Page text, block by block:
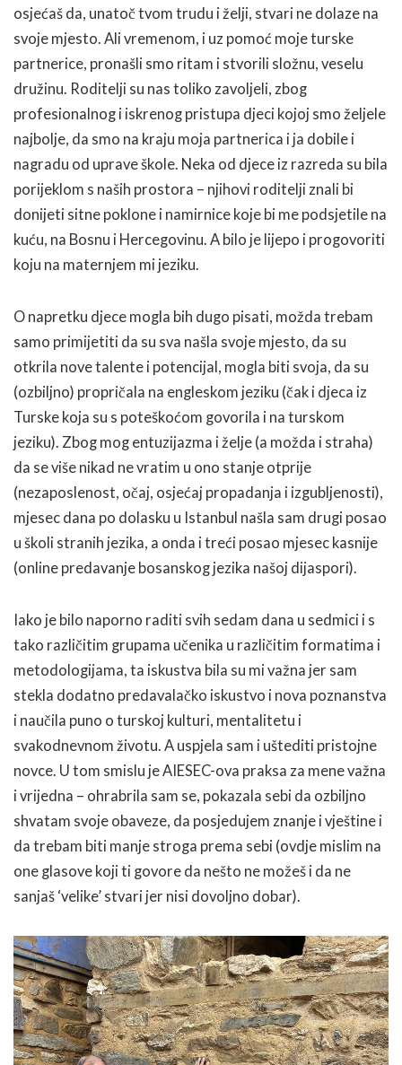
osjećaš da, unatoč tvom trudu i želji, stvari ne dolaze na
svoje mjesto. Ali vremenom, i uz pomoć moje turske
partnerice, pronašli smo ritam i stvorili složnu, veselu
družinu. Roditelji su nas toliko zavoljeli, zbog
profesionalnog i iskrenog pristupa djeci kojoj smo željele
najbolje, da smo na kraju moja partnerica i ja dobile i
nagradu od uprave škole. Neka od djece iz razreda su bila
porijeklom s naših prostora – njihovi roditelji znali bi
donijeti sitne poklone i namirnice koje bi me podsjetile na
kuću, na Bosnu i Hercegovinu. A bilo je lijepo i progovoriti
koju na maternjem mi jeziku.
O napretku djece mogla bih dugo pisati, možda trebam
samo primijetiti da su sva našla svoje mjesto, da su
otkrila nove talente i potencijal, mogla biti svoja, da su
(ozbiljno) propričala na engleskom jeziku (čak i djeca iz
Turske koja su s poteškoćom govorila i na turskom
jeziku). Zbog mog entuzijazma i želje (a možda i straha)
da se više nikad ne vratim u ono stanje otprije
(nezaposlenost, očaj, osjećaj propadanja i izgubljenosti),
mjesec dana po dolasku u Istanbul našla sam drugi posao
u školi stranih jezika, a onda i treći posao mjesec kasnije
(online predavanje bosanskog jezika našoj dijaspori).
Iako je bilo naporno raditi svih sedam dana u sedmici i s
tako različitim grupama učenika u različitim formatima i
metodologijama, ta iskustva bila su mi važna jer sam
stekla dodatno predavalačko iskustvo i nova poznanstva
i naučila puno o turskoj kulturi, mentalitetu i
svakodnevnom životu. A uspjela sam i uštediti pristojne
novce. U tom smislu je AIESEC-ova praksa za mene važna
i vrijedna – ohrabrila sam se, pokazala sebi da ozbiljno
shvatam svoje obaveze, da posjedujem znanje i vještine i
da trebam biti manje stroga prema sebi (ovdje mislim na
one glasove koji ti govore da nešto ne možeš i da ne
sanjaš ‘velike’ stvari jer nisi dovoljno dobar).